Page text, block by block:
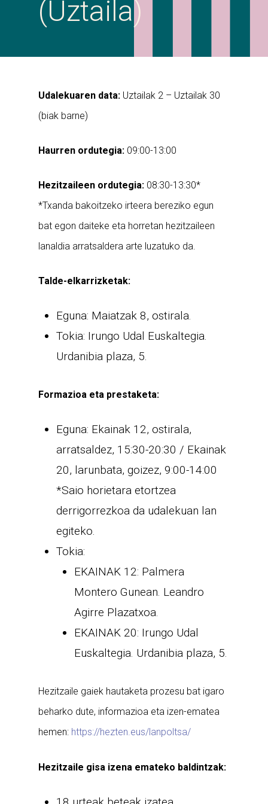
(Uztaila)
Udalekuaren data: Uztailak 2 – Uztailak 30
(biak barne)
Haurren ordutegia: 09:00-13:00
Hezitzaileen ordutegia: 08:30-13:30*
*Txanda bakoitzeko irteera bereziko egun
bat egon daiteke eta horretan hezitzaileen
lanaldia arratsaldera arte luzatuko da.
Talde-elkarrizketak:
Eguna: Maiatzak 8, ostirala.
Tokia: Irungo Udal Euskaltegia.
Urdanibia plaza, 5.
Formazioa eta prestaketa:
Eguna: Ekainak 12, ostirala,
arratsaldez, 15:30-20:30 / Ekainak
20, larunbata, goizez, 9:00-14:00
*Saio horietara etortzea
derrigorrezkoa da udalekuan lan
egiteko.
Tokia:
EKAINAK 12: Palmera
Montero Gunean. Leandro
Agirre Plazatxoa.
EKAINAK 20: Irungo Udal
Euskaltegia. Urdanibia plaza, 5.
Hezitzaile gaiek hautaketa prozesu bat igaro
beharko dute, informazioa eta izen-ematea
hemen: https://hezten.eus/lanpoltsa/
Hezitzaile gisa izena emateko baldintzak: